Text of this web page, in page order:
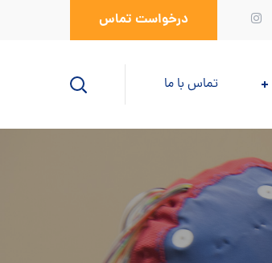
درخواست تماس
تماس با ما